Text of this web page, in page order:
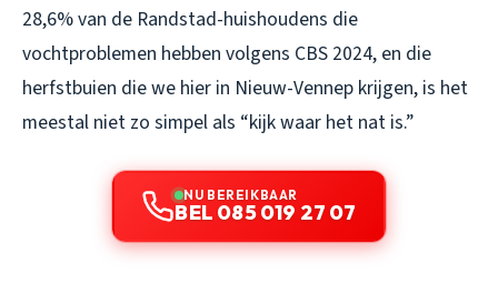
28,6% van de Randstad-huishoudens die
vochtproblemen hebben volgens CBS 2024, en die
herfstbuien die we hier in Nieuw-Vennep krijgen, is het
meestal niet zo simpel als “kijk waar het nat is.”
NU BEREIKBAAR
BEL 085 019 27 07